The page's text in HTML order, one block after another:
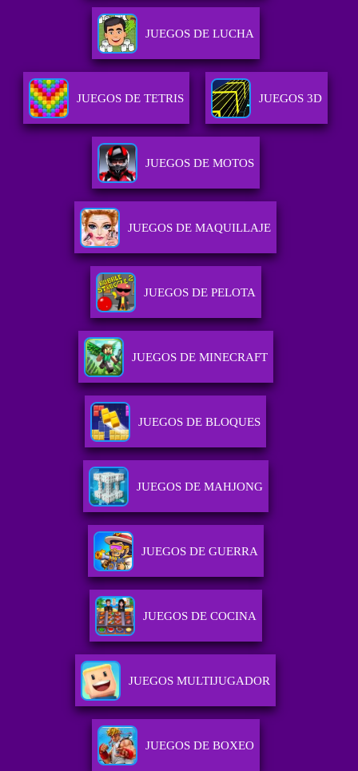
JUEGOS DE LUCHA
JUEGOS DE TETRIS JUEGOS 3D
JUEGOS DE MOTOS
JUEGOS DE MAQUILLAJE
JUEGOS DE PELOTA
JUEGOS DE MINECRAFT
JUEGOS DE BLOQUES
JUEGOS DE MAHJONG
JUEGOS DE GUERRA
JUEGOS DE COCINA
JUEGOS MULTIJUGADOR
JUEGOS DE BOXEO